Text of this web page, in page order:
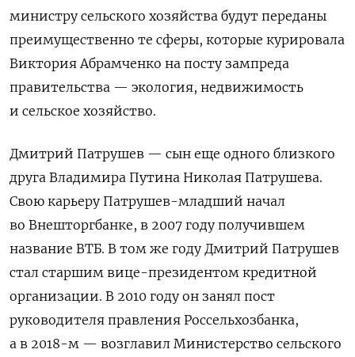
министру сельского хозяйства будут переданы
преимущественно те сферы, которые курировала
Виктория Абрамченко на посту зампреда
правительства — экология, недвижимость
и сельское хозяйство.
Дмитрий Патрушев — сын еще одного близкого
друга Владимира Путина Николая Патрушева.
Свою карьеру Патрушев-младший начал
во Внешторгбанке, в 2007 году получившем
название ВТБ. В том же году Дмитрий Патрушев
стал старшим вице-президентом кредитной
организации. В 2010 году он занял пост
руководителя правления Россельхозбанка,
а в 2018-м — возглавил Министерство сельского